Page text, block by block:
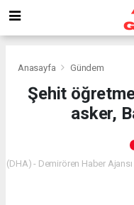
Anasayfa Gündem
Şehit
asker,
(DHA) - Demirören Haber